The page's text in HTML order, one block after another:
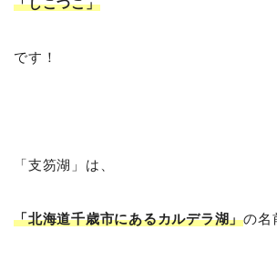
です！
「支笏湖」は、
「北海道千歳市にあるカルデラ湖」の名